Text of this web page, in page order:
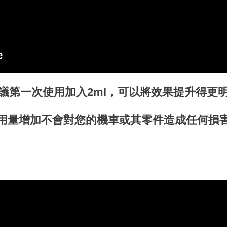
第一次使用加入2ml，可以將效果提升得更
量增加不會對您的機車或其零件造成任何損